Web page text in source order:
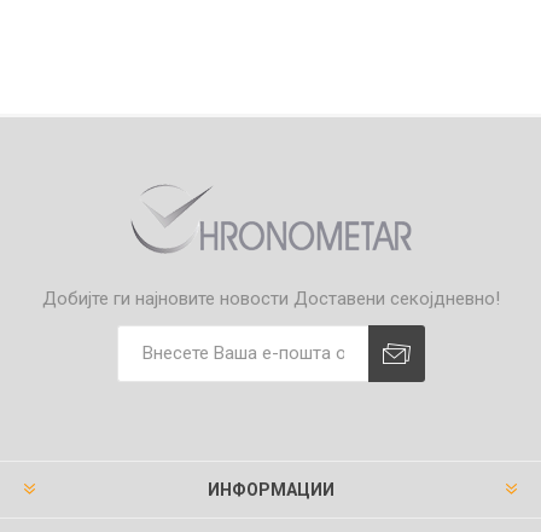
Добијте ги најновите новости Доставени секојдневно!
ИНФОРМАЦИИ